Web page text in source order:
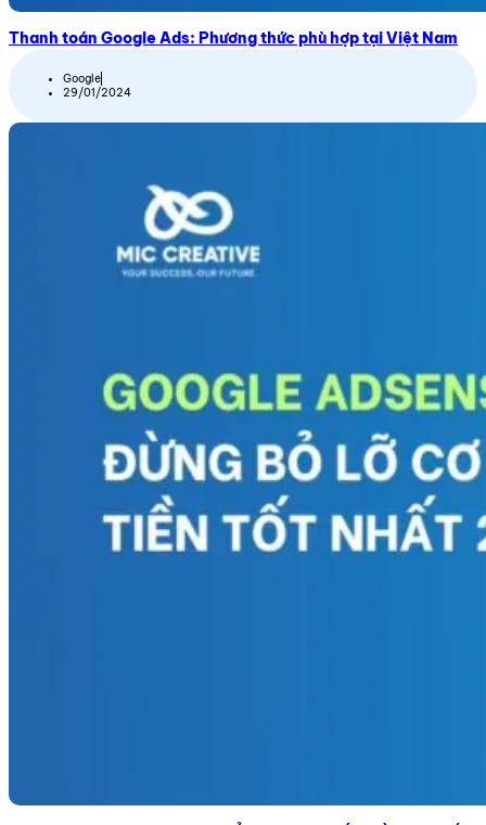
Thanh toán Google Ads: Phương thức phù hợp tại Việt Nam
Google
29/01/2024